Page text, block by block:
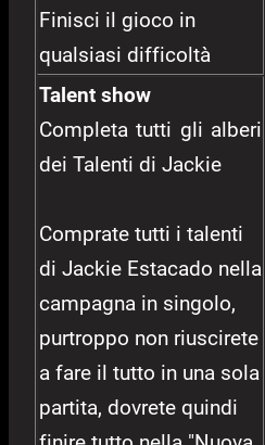
Finisci il gioco in
qualsiasi difficoltà
Talent show
Completa tutti gli alberi
dei Talenti di Jackie
Comprate tutti i talenti
di Jackie Estacado nella
campagna in singolo,
purtroppo non riuscirete
a fare il tutto in una sola
partita, dovrete quindi